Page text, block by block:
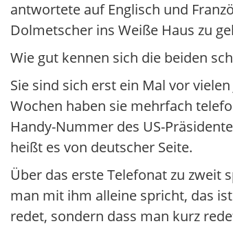
antwortete auf Englisch und
Dolmetscher ins Weiße Haus zu
Wie gut kennen sich die beiden
Sie sind sich erst ein Mal vor
Wochen haben sie mehrfach
Handy-Nummer des US-
heißt es von deutscher Seite.
Über das erste Telefonat zu zweit
man mit ihm alleine spricht, das
redet, sondern dass man kurz